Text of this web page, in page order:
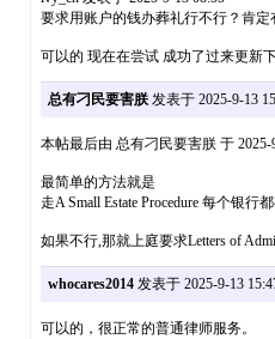
要求用账户的钱办葬礼行不行？肯定
可以的 现在在尝试 成功了过来更新
总有刁民要害朕发表于 2025-9-13
本帖最后由 总有刁民要害朕 于 2025-
最简单的方法就是
走A Small Estate Procedure 每个银行
如果不行,那就上庭要求Letters of
whocares2014发表于 2025-9-13
可以的，很正常的普通律师服务。